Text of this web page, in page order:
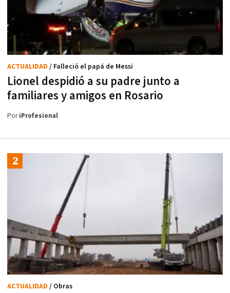
Lionel despidió a su padre junto a
familiares y amigos en Rosario
ACTUALIDAD / Falleció el papá de Messi
PoriProfesional
ACTUALIDAD / Obras